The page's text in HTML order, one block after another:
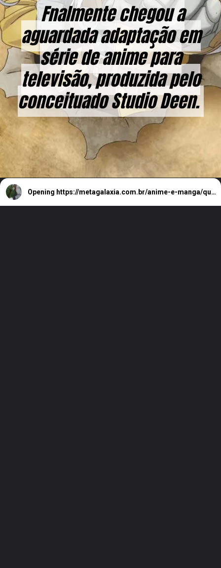
Fnalmente chegou a
aguardada adaptação em
série de anime para
televisão, produzida pelo
conceituado Studio Deen.
Fnalmente chegou a
aguardada adaptação em
série de anime para
televisão, produzida pelo
conceituado Studio Deen.
Opening https://metagalaxia.com.br/anime-e-manga/quando-e-onde-assistir-ao-episodio-3-de-remonster/